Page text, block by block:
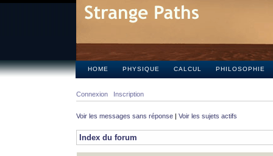
HOME PHYSIQUE CALCUL PHILOSOPHIE
Connexion Inscription
Voir les messages sans réponse | Voir les sujets actifs
Index du forum